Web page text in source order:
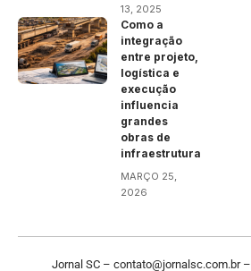
13, 2025
Como a
integração
entre projeto,
logística e
execução
influencia
grandes
obras de
infraestrutura
MARÇO 25,
2026
Jornal SC – contato@jornalsc.com.br–